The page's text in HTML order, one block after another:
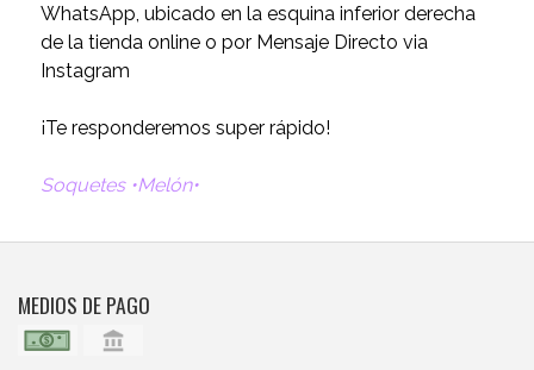
WhatsApp, ubicado en la esquina inferior derecha
de la tienda online o por Mensaje Directo via
Instagram
¡Te responderemos super rápido!
Soquetes •Melón•
MEDIOS DE PAGO